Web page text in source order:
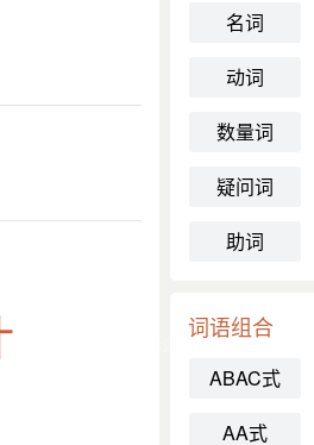
名词
动词
数量词
疑问词
助词
词语组合
ABAC式
AA式